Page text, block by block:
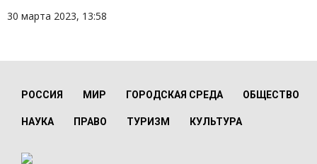
30 марта 2023, 13:58
РОССИЯ МИР ГОРОДСКАЯ СРЕДА ОБЩЕСТВО
НАУКА ПРАВО ТУРИЗМ КУЛЬТУРА